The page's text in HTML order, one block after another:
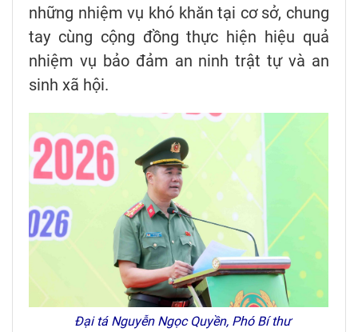
những nhiệm vụ khó khăn tại cơ sở, chung
tay cùng cộng đồng thực hiện hiệu quả
nhiệm vụ bảo đảm an ninh trật tự và an
sinh xã hội.
Đại tá Nguyễn Ngọc Quyền, Phó Bí thư